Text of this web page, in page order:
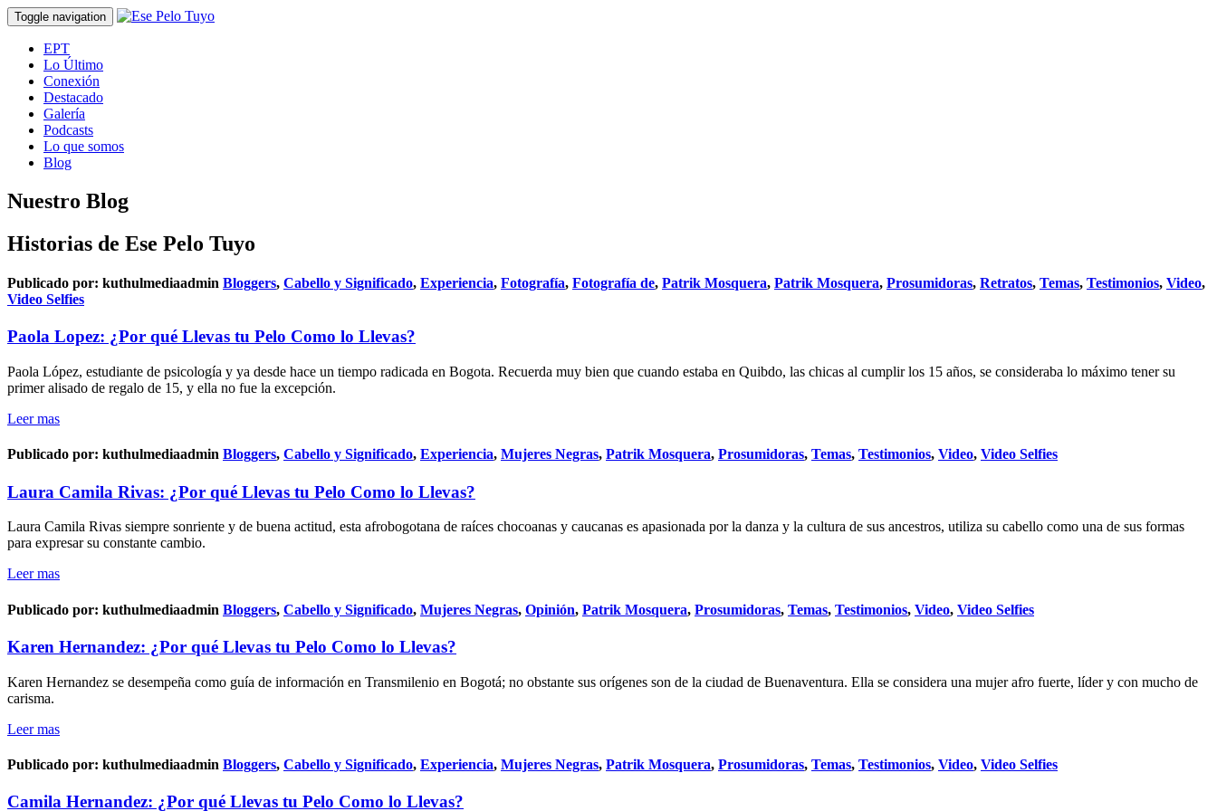
Toggle navigation
EPT
Lo Último
Conexión
Destacado
Galería
Podcasts
Lo que somos
Blog
Nuestro Blog
Historias de Ese Pelo Tuyo
Publicado por: kuthulmediaadmin Bloggers, Cabello y Significado, Experiencia, Fotografía, Fotografía de, Patrik Mosquera, Patrik Mosquera, Prosumidoras, Retratos, Temas, Testimonios, Video,
Video Selfies
Paola Lopez: ¿Por qué Llevas tu Pelo Como lo Llevas?
Paola López, estudiante de psicología y ya desde hace un tiempo radicada en Bogota. Recuerda muy bien que cuando estaba en Quibdo, las chicas al cumplir los 15 años, se consideraba lo máximo tener su
primer alisado de regalo de 15, y ella no fue la excepción.
Leer mas
Publicado por: kuthulmediaadmin Bloggers, Cabello y Significado, Experiencia, Mujeres Negras, Patrik Mosquera, Prosumidoras, Temas, Testimonios, Video, Video Selfies
Laura Camila Rivas: ¿Por qué Llevas tu Pelo Como lo Llevas?
Laura Camila Rivas siempre sonriente y de buena actitud, esta afrobogotana de raíces chocoanas y caucanas es apasionada por la danza y la cultura de sus ancestros, utiliza su cabello como una de sus formas
para expresar su constante cambio.
Leer mas
Publicado por: kuthulmediaadmin Bloggers, Cabello y Significado, Mujeres Negras, Opinión, Patrik Mosquera, Prosumidoras, Temas, Testimonios, Video, Video Selfies
Karen Hernandez: ¿Por qué Llevas tu Pelo Como lo Llevas?
Karen Hernandez se desempeña como guía de información en Transmilenio en Bogotá; no obstante sus orígenes son de la ciudad de Buenaventura. Ella se considera una mujer afro fuerte, líder y con mucho de
carisma.
Leer mas
Publicado por: kuthulmediaadmin Bloggers, Cabello y Significado, Experiencia, Mujeres Negras, Patrik Mosquera, Prosumidoras, Temas, Testimonios, Video, Video Selfies
Camila Hernandez: ¿Por qué Llevas tu Pelo Como lo Llevas?